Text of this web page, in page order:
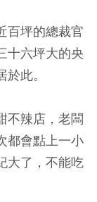
百坪的總裁官
十六坪大的央
此。
不辣店，老闆
都會點上一小
大了，不能吃